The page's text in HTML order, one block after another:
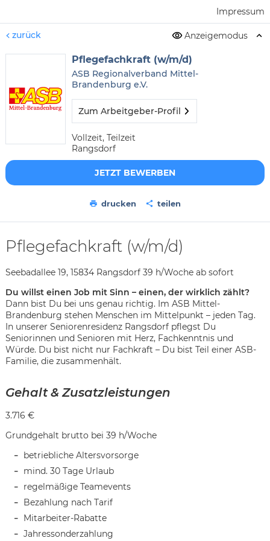
Impressum
zurück Anzeigemodus
Pflegefachkraft (w/m/d)
ASB Regionalverband Mittel-
Brandenburg e.V.
Zum Arbeitgeber-Profil
Vollzeit, Teilzeit
Rangsdorf
JETZT BEWERBEN
drucken teilen
Pflegefachkraft (w/m/d)
Seebadallee 19, 15834 Rangsdorf 39 h/Woche ab sofort
Du willst einen Job mit Sinn – einen, der wirklich zählt?
Dann bist Du bei uns genau richtig. Im ASB Mittel-
Brandenburg stehen Menschen im Mittelpunkt – jeden Tag.
In unserer Seniorenresidenz Rangsdorf pflegst Du
Seniorinnen und Senioren mit Herz, Fachkenntnis und
Würde. Du bist nicht nur Fachkraft – Du bist Teil einer ASB-
Familie, die zusammenhält.
Gehalt & Zusatzleistungen
3.716 €
Grundgehalt brutto bei 39 h/Woche
betriebliche Altersvorsorge
mind. 30 Tage Urlaub
regelmäßige Teamevents
Bezahlung nach Tarif
Mitarbeiter-Rabatte
Jahressonderzahlung